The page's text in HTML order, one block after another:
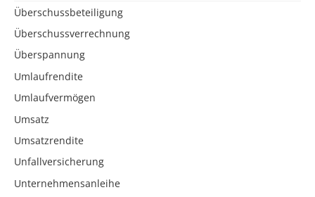
Überschussbeteiligung
Überschussverrechnung
Überspannung
Umlaufrendite
Umlaufvermögen
Umsatz
Umsatzrendite
Unfallversicherung
Unternehmensanleihe